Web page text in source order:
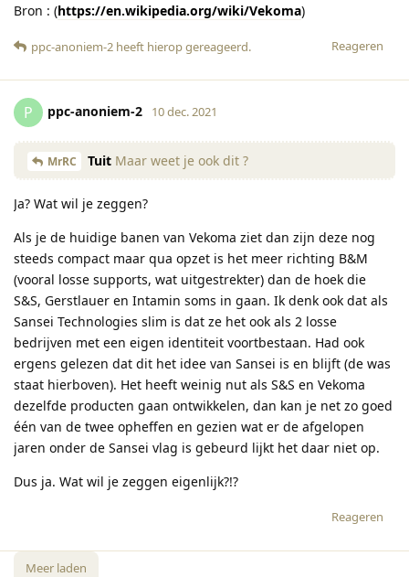
Bron : (https://en.wikipedia.org/wiki/Vekoma)
Reageren
ppc-anoniem-2 heeft hierop gereageerd.
P ppc-anoniem-2 10 dec. 2021
MrRC Tuit Maar weet je ook dit ?
Ja? Wat wil je zeggen?
Als je de huidige banen van Vekoma ziet dan zijn deze nog
steeds compact maar qua opzet is het meer richting B&M
(vooral losse supports, wat uitgestrekter) dan de hoek die
S&S, Gerstlauer en Intamin soms in gaan. Ik denk ook dat als
Sansei Technologies slim is dat ze het ook als 2 losse
bedrijven met een eigen identiteit voortbestaan. Had ook
ergens gelezen dat dit het idee van Sansei is en blijft (de was
staat hierboven). Het heeft weinig nut als S&S en Vekoma
dezelfde producten gaan ontwikkelen, dan kan je net zo goed
één van de twee opheffen en gezien wat er de afgelopen
jaren onder de Sansei vlag is gebeurd lijkt het daar niet op.
Dus ja. Wat wil je zeggen eigenlijk?!?
Reageren
Meer laden